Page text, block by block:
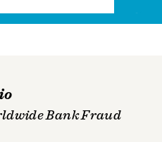
Bank Fraud